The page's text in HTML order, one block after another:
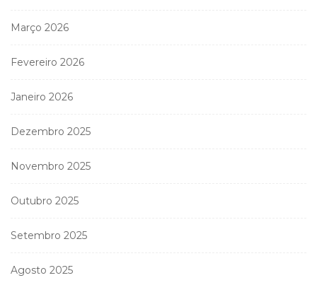
Março 2026
Fevereiro 2026
Janeiro 2026
Dezembro 2025
Novembro 2025
Outubro 2025
Setembro 2025
Agosto 2025